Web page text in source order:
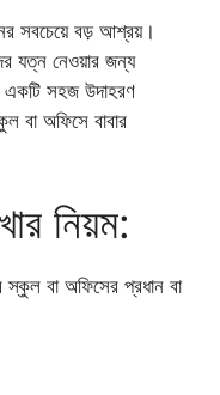
সবচেয়ে বড় আশ্রয়।
যত্ন নেওয়ার জন্য
সহজ উদাহরণ
বা অফিসে বাবার
নিয়ম:
বা অফিসের প্রধান বা